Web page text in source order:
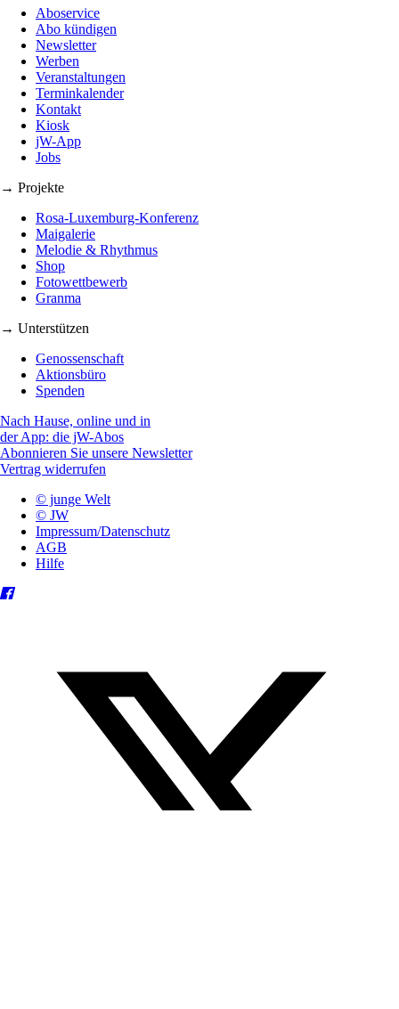
Aboservice
Abo kündigen
Newsletter
Werben
Veranstaltungen
Terminkalender
Kontakt
Kiosk
jW-App
Jobs
→ Projekte
Rosa-Luxemburg-Konferenz
Maigalerie
Melodie & Rhythmus
Shop
Fotowettbewerb
Granma
→ Unterstützen
Genossenschaft
Aktionsbüro
Spenden
Nach Hause, online und in
der App: die jW-Abos
Abonnieren Sie unsere Newsletter
Vertrag widerrufen
© junge Welt
© JW
Impressum/Datenschutz
AGB
Hilfe